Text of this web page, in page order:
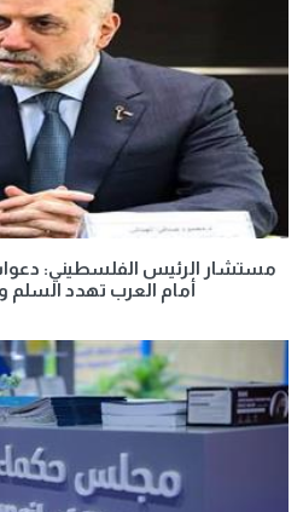
مستشار الرئيس الفلسطيني:
أمام العرب تهدد السلم